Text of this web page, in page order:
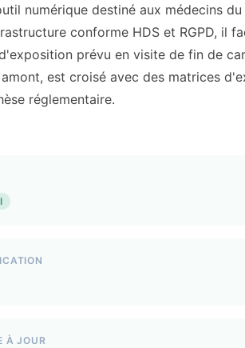
numérique destiné aux médecins
conforme HDS et RGPD, il
prévu en visite de fin de
amont, est croisé avec des matrices
réglementaire.
À JOUR